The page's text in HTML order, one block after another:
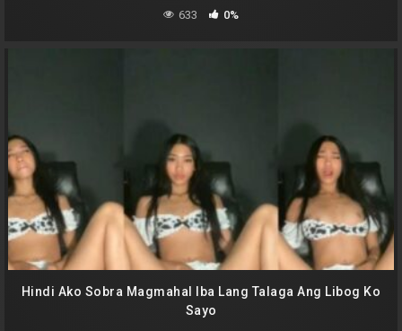
633 0%
Hindi Ako Sobra Magmahal Iba Lang Talaga Ang Libog Ko
Sayo